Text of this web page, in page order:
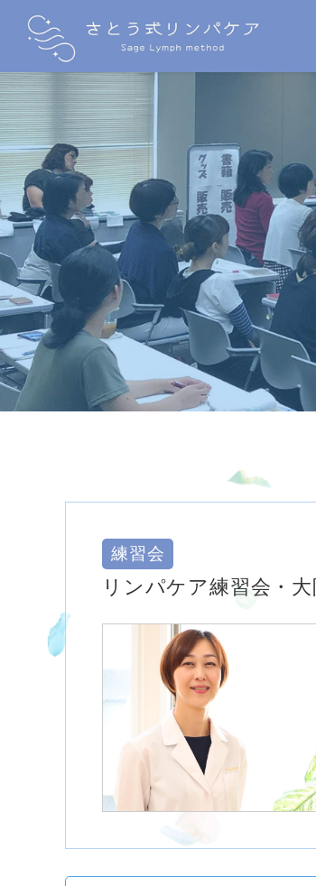
練習会
リンパケア練習会・